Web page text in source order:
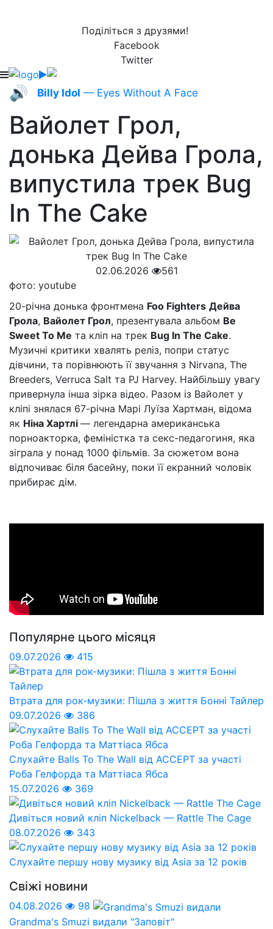
Поділіться з друзями!
Facebook
Twitter
🔊 Billy Idol — Eyes Without A Face
Вайолет Грол,
донька Дейва Грола,
випустила трек Bug
In The Cake
02.06.2026
561
фото: youtube
20-річна донька фронтмена Foo Fighters Дейва
Грола, Вайолет Грол, презентувала альбом Be
Sweet To Me та кліп на трек Bug In The Cake.
Музичні критики хвалять реліз, попри статус
дівчини, та порівнюють її звучання з Nirvana, The
Breeders, Verruca Salt та PJ Harvey. Найбільшу увагу
привернула інша зірка відео. Разом із Вайолет у
кліпі знялася 67-річна Марі Луїза Хартман, відома
як Ніна Хартлі — легендарна американська
порноакторка, феміністка та секс-педагогиня, яка
зіграла у понад 1000 фільмів. За сюжетом вона
відпочиває біля басейну, поки її екранний чоловік
прибирає дім.
Популярне цього місяця
09.07.2026 415
Втрата для рок-музики: Пішла з життя Бонні Тайлер
09.07.2026
386
Слухайте Balls To The Wall від ACCEPT за участі
Роба Гелфорда та Маттіаса Ябса
15.07.2026
369
Дивіться новий кліп Nickelback — Rattle The Cage
08.07.2026
343
Слухайте першу нову музику від Asia за 12 років
Свіжі новини
04.08.2026
98
Grandma's Smuzi видали "Заповіт"